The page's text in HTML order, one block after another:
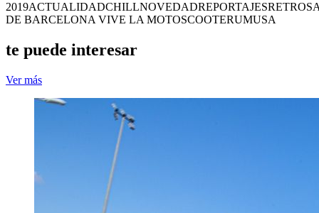
2019ACTUALIDADCHILLNOVEDADREPORTAJESRETRO
DE BARCELONA VIVE LA MOTOSCOOTERUMUSA
te puede interesar
Ver más